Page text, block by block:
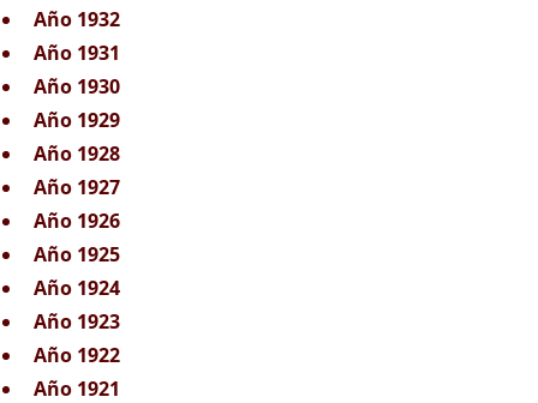
Año 1932
Año 1931
Año 1930
Año 1929
Año 1928
Año 1927
Año 1926
Año 1925
Año 1924
Año 1923
Año 1922
Año 1921